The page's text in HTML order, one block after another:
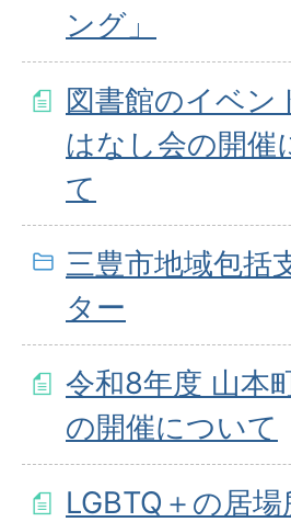
ング」
図書館のイベン
はなし会の開催
て
三豊市地域包括
ター
令和8年度 山本
の開催について
LGBTQ＋の居場